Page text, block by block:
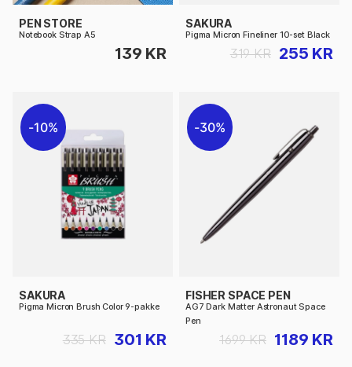
PEN STORE
Notebook Strap A5
139 KR
SAKURA
Pigma Micron Fineliner 10-set Black
255 KR
319 KR
10%
SAKURA
Pigma Micron Brush Color 9-pakke
301 KR
335 KR
30%
FISHER SPACE PEN
AG7 Dark Matter Astronaut Space
Pen
1189 KR
1699 KR